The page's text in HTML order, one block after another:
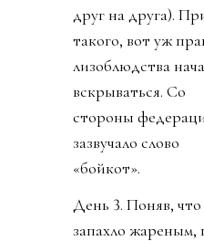
друг на друга).
такого, вот уж
лизоблюдства
вскрываться. Со
стороны
зазвучало слово
«бойкот».
День 3. Поняв, что
запахло жареным,